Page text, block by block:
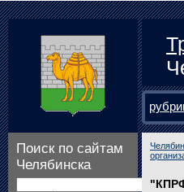
Поиск по сайтам
Челябинска